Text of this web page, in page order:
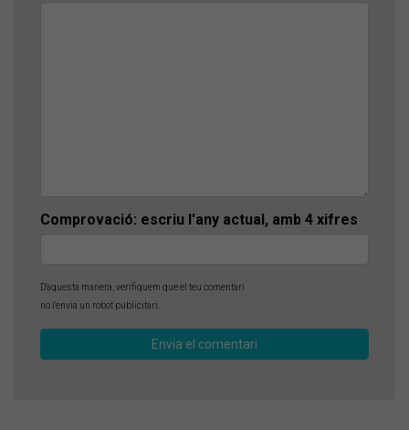
Comprovació: escriu l'any actual, amb 4 xifres
D'aquesta manera, verifiquem que el teu comentari
no l'envia un robot publicitari.